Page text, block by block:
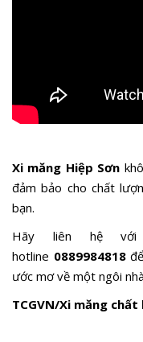
Xi măng Hiệp Sơn
đảm bảo cho chất
bạn.
Hãy liên hệ với
hotline 0889984818
ước mơ về một ngôi
TCGVN/Xi măng